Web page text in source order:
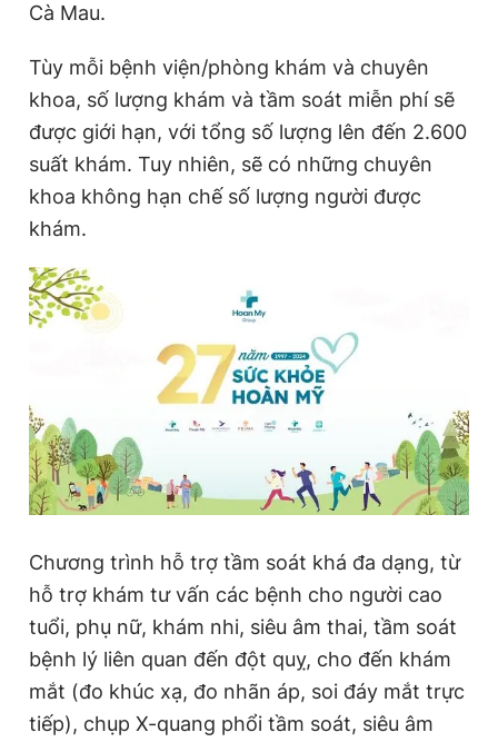
Hotline
0906 645 777
Liên hệ quảng cáo
0908 780 404
RSS
Tổng biên tập: Nguyễn Ngọc Toàn
Phó tổng biên tập: Lâm Hiếu Dũng
Phó tổng biên tập: Trần Việt Hưng
Tổng thư ký tòa soạn: Đức Trung
Giấy phép xuất bản số 110/GP - BTTTT cấp ngày 24.3.2020
© 2003-2026 Bản quyền thuộc về Báo Thanh Niên. Cấm sao
chép dưới mọi hình thức nếu không có sự chấp thuận bằng văn
bản. Phát triển bởi ePi Technologies, JSC.
Cà Mau.
Tùy mỗi bệnh viện/phòng khám và chuyên
khoa, số lượng khám và tầm soát miễn phí sẽ
được giới hạn, với tổng số lượng lên đến 2.600
suất khám. Tuy nhiên, sẽ có những chuyên
khoa không hạn chế số lượng người được
khám.
Chương trình hỗ trợ tầm soát khá đa dạng, từ
hỗ trợ khám tư vấn các bệnh cho người cao
tuổi, phụ nữ, khám nhi, siêu âm thai, tầm soát
bệnh lý liên quan đến đột quỵ, cho đến khám
mắt (đo khúc xạ, đo nhãn áp, soi đáy mắt trực
tiếp), chụp X-quang phổi tầm soát, siêu âm